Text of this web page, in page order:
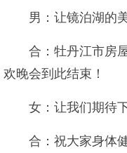
男：让镜泊湖的
合：牡丹江市房
欢晚会到此结束！
女：让我们期待
合：祝大家身体